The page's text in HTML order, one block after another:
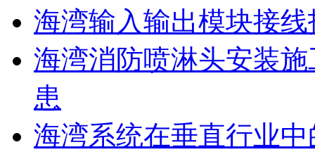
海湾输入输出模块接
海湾消防喷淋头安装
患
海湾系统在垂直行业